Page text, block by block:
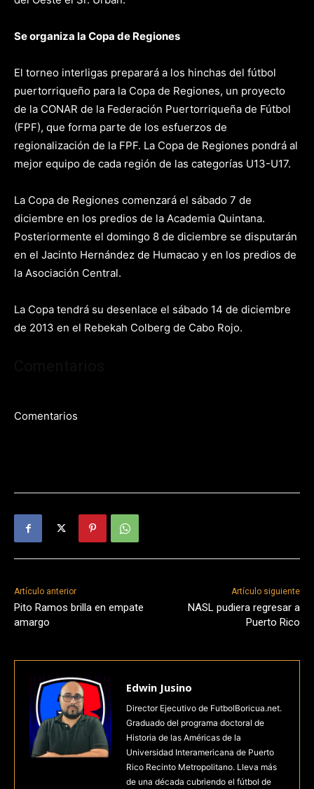
Se organiza la Copa de Regiones
El torneo interligas preparará a los hinchas del fútbol
puertorriqueño para la Copa de Regiones, un proyecto
de la CONAR de la Federación Puertorriqueña de Fútbol
(FPF), que forma parte de los esfuerzos de
regionalización de la FPF. La Copa de Regiones pondrá al
mejor equipo de cada región de las categorías U13-U17.
La Copa de Regiones comenzará el sábado 7 de
diciembre en los predios de la Academia Quintana.
Posteriormente el domingo 8 de diciembre se disputarán
en el Jacinto Hernández de Humacao y en los predios de
la Asociación Central.
La Copa tendrá su desenlace el sábado 14 de diciembre
de 2013 en el Rebekah Colberg de Cabo Rojo.
Comentarios
Artículo anterior
Pito Ramos brilla en empate
amargo
Artículo siguiente
NASL pudiera regresar a
Puerto Rico
Edwin Jusino
Director Ejecutivo de FutbolBoricua.net.
Graduado del programa doctoral de
Historia de las Américas de la
Universidad Interamericana de Puerto
Rico Recinto Metropolitano. Lleva más
de una década cubriendo el fútbol de